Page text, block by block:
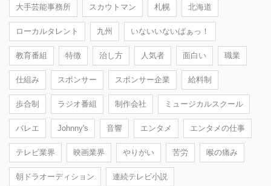
大手芸能事務所 スカウトマン 札幌 北海道
ローカルタレント 九州 いないいないばぁっ！
教育番組 特徴 治し方 人気者 面白い 職業
仕組み スポンサー スポンサー企業 給料制
歩合制 ラジオ番組 制作会社 ミュージカルスクール
バレエ Johnny's 音響 エンタメ エンタメの仕事
テレビ業界 映画業界 やりがい 苦労 喉の痛み
朝ドラオーディション 連続テレビ小説